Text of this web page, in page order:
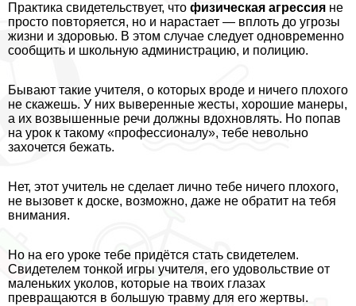
Пpaктика свидетельствует, что физическая агрессия не
просто повторяется, но и нарастает — вплоть до угрозы
жизни и здоровью. В этом случае следует одновременно
сообщить и школьную администрацию, и полицию.
Бывают такие учителя, о которых вроде и ничего плохого
не скажешь. У них выверенные жесты, хорошие манеры,
а их возвышенные речи должны вдохновлять. Но попав
на урок к такому «профессионалу», тебе невольно
захочется бежать.
Нет, этот учитель не сделает лично тебе ничего плохого,
не вызовет к доске, возможно, даже не обратит на тебя
внимания.
Но на его уроке тебе придётся стать свидетелем.
Свидетелем тонкой игры учителя, его удовольствие от
маленьких уколов, которые на твоих глазах
превращаются в большую травму для его жертвы.